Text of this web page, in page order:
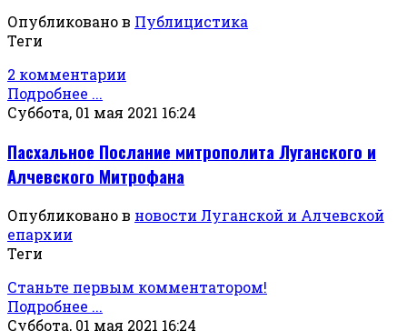
Опубликовано в Публицистика
Теги
2 комментарии
Подробнее ...
Суббота, 01 мая 2021 16:24
Пасхальное Послание митрополита Луганского и
Алчевского Митрофана
Опубликовано в новости Луганской и Алчевской
епархии
Теги
Станьте первым комментатором!
Подробнее ...
Суббота, 01 мая 2021 16:24